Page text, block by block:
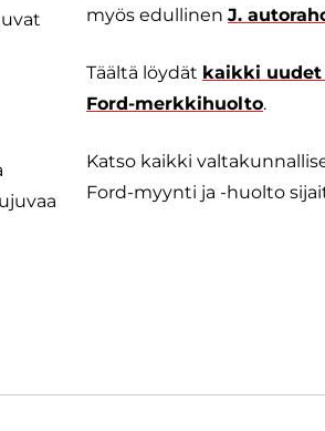
myös edullinen J.
Täältä löydät kaikki uudet
Ford-merkkihuolto.
Katso kaikki
Ford-myynti ja -huolto